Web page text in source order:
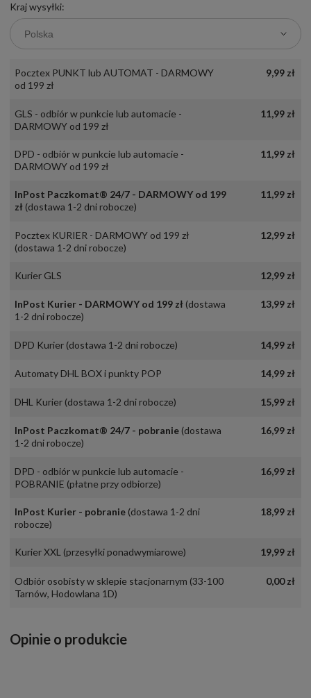
Kraj wysyłki:
Pocztex PUNKT lub AUTOMAT - DARMOWY
od 199 zł
9,99 zł
GLS - odbiór w punkcie lub automacie -
DARMOWY od 199 zł
11,99 zł
DPD - odbiór w punkcie lub automacie -
DARMOWY od 199 zł
11,99 zł
InPost Paczkomat® 24/7 - DARMOWY od 199
zł (dostawa 1-2 dni robocze)
11,99 zł
Pocztex KURIER - DARMOWY od 199 zł
(dostawa 1-2 dni robocze)
12,99 zł
Kurier GLS 12,99 zł
InPost Kurier - DARMOWY od 199 zł (dostawa
1-2 dni robocze)
13,99 zł
DPD Kurier (dostawa 1-2 dni robocze) 14,99 zł
Automaty DHL BOX i punkty POP 14,99 zł
DHL Kurier (dostawa 1-2 dni robocze) 15,99 zł
InPost Paczkomat® 24/7 - pobranie (dostawa
1-2 dni robocze)
16,99 zł
DPD - odbiór w punkcie lub automacie -
POBRANIE (płatne przy odbiorze)
16,99 zł
InPost Kurier - pobranie (dostawa 1-2 dni
robocze)
18,99 zł
Kurier XXL (przesyłki ponadwymiarowe) 19,99 zł
Odbiór osobisty w sklepie stacjonarnym (33-100
Tarnów, Hodowlana 1D)
0,00 zł
Opinie o produkcie